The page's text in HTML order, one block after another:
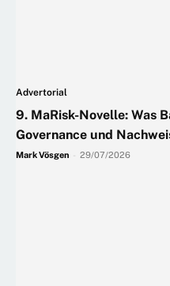
Advertorial
9. MaRisk-Novelle: Was
Governance und
Mark Vösgen 29/07/2026